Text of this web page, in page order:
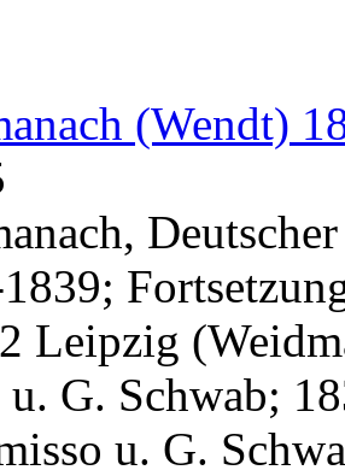
(Wendt)
Leipzig
u. G. Schwab;
u. G.